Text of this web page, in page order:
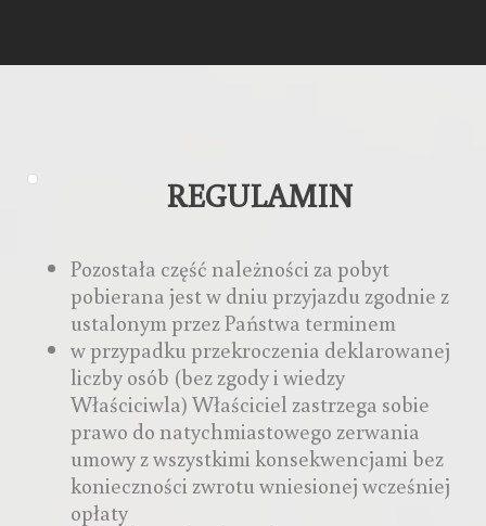
REGULAMIN
Pozostała część należności za pobyt
pobierana jest w dniu przyjazdu zgodnie z
ustalonym przez Państwa terminem
w przypadku przekroczenia deklarowanej
liczby osób (bez zgody i wiedzy
Właściciwla) Właściciel zastrzega sobie
prawo do natychmiastowego zerwania
umowy z wszystkimi konsekwencjami bez
konieczności zwrotu wniesionej wcześniej
opłaty